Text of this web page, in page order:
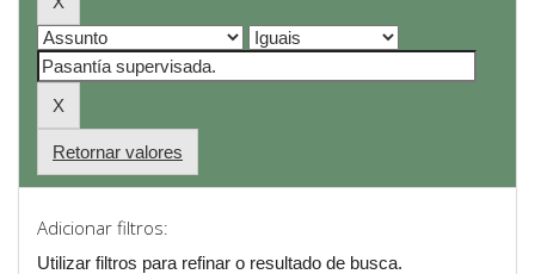
Retornar valores
Adicionar filtros:
Utilizar filtros para refinar o resultado de busca.